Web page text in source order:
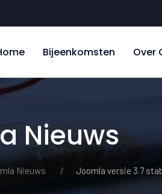
Bijeenkomsten Over
Nieuws
Nieuws Joomla versie 3.7